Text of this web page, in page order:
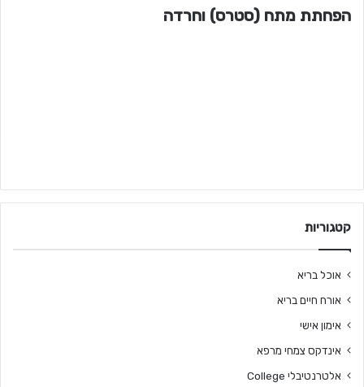
הפחתת מתח (סטרס) וחרדה
קטגוריות
אוכל בריא
אורח חיים בריא
אימון אישי
אינדקס צמחי מרפא
אלטרנטיבלי College